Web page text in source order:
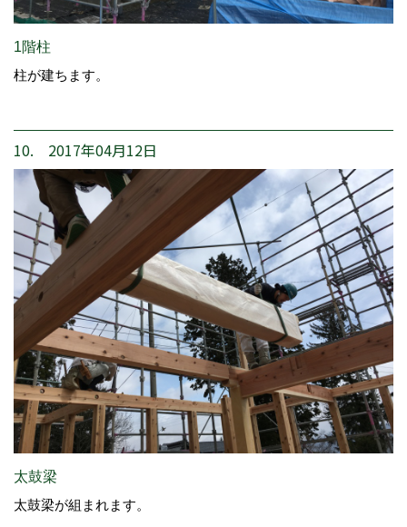
1階柱
柱が建ちます。
10. 2017年04月12日
太鼓梁
太鼓梁が組まれます。